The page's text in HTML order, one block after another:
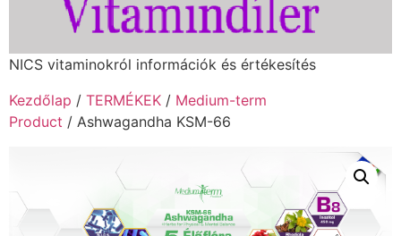
NICS vitaminokról információk és értékesítés
Kezdőlap / TERMÉKEK / Medium-term
Product / Ashwagandha KSM-66